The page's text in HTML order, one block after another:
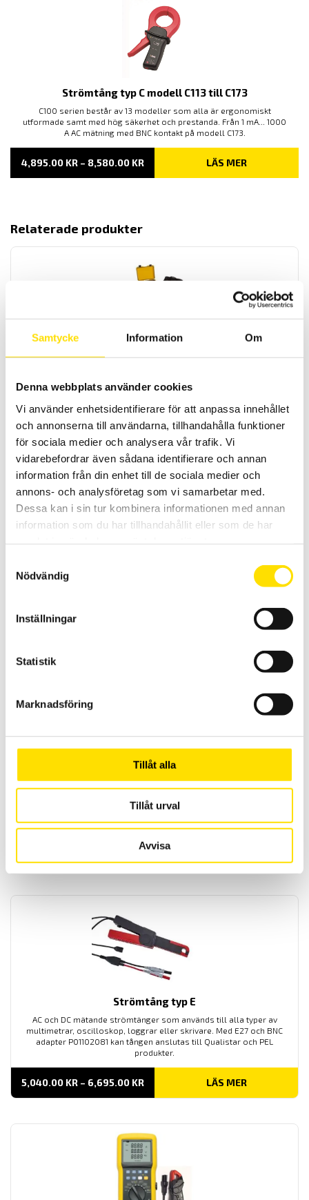
Samtycke Information Om
Denna webbplats använder cookies
Vi använder enhetsidentifierare för att anpassa innehållet
och annonserna till användarna, tillhandahålla funktioner
för sociala medier och analysera vår trafik. Vi
vidarebefordrar även sådana identifierare och annan
information från din enhet till de sociala medier och
annons- och analysföretag som vi samarbetar med.
Dessa kan i sin tur kombinera informationen med annan
information som du har tillhandahållit eller som de har
Nödvändig
Inställningar
Statistik
Marknadsföring
Tillåt alla
Tillåt urval
Avvisa
Strömtång typ C modell C113 till C173
C100 serien består av 13 modeller som alla är ergonomiskt
utformade samt med hög säkerhet och prestanda. Från 1 mA... 1000
A AC mätning med BNC kontakt på modell C173.
4,895.00 KR – 8,580.00 KRPRISINTERVALL:
TILL
LÄS MER
Relaterade produkter
PI och DAR funktion. Mycket hög mätosäkerhet med mätområde upp
till 4 TΩ.
16,950.00KR –
24,595.00KRPRISINTERVALL:
16,950.00 KR
TILL
24,595.00 KR
LÄS MER
CA6474 Adapter vid parallella jordanslutningar
högspänningsmaster och vindkraftverk med ansluten toppjordlina
118,900.00
Tillbehör till mätinstrument, mjuka väskor
Mjuka väskor för alla mätinstrument!
PRISINTERVALL:
885.00 KR
TILL
Strömtång typ E
AC och DC mätande strömtänger som används till alla typer av
multimetrar, oscilloskop, loggrar eller skrivare. Med E27 och BNC
adapter P01102081 kan tången anslutas till Qualistar och PEL
produkter.
5,040.00 KR – 6,695.00 KRPRISINTERVALL:
TILL
LÄS MER